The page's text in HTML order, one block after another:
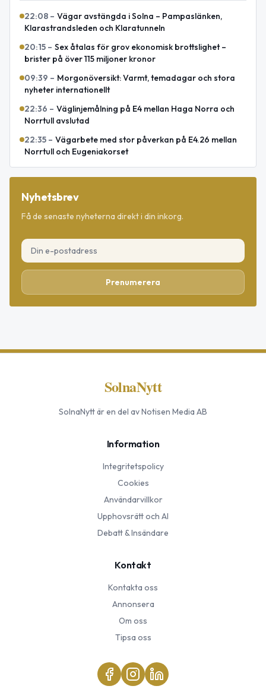
22:08 – Vägar avstängda i Solna – Pampaslänken,
Klarastrandsleden och Klaratunneln
20:15 – Sex åtalas för grov ekonomisk brottslighet –
brister på över 115 miljoner kronor
09:39 – Morgonöversikt: Varmt, temadagar och stora
nyheter internationellt
22:36 – Väglinjemålning på E4 mellan Haga Norra och
Norrtull avslutad
22:35 – Vägarbete med stor påverkan på E4.26 mellan
Norrtull och Eugeniakorset
Nyhetsbrev
Få de senaste nyheterna direkt i din inkorg.
Prenumerera
SolnaNytt
SolnaNyttär en del av Notisen Media AB
Information
Integritetspolicy
Cookies
Användarvillkor
Upphovsrätt och AI
Debatt & Insändare
Kontakt
Kontakta oss
Annonsera
Om oss
Tipsa oss